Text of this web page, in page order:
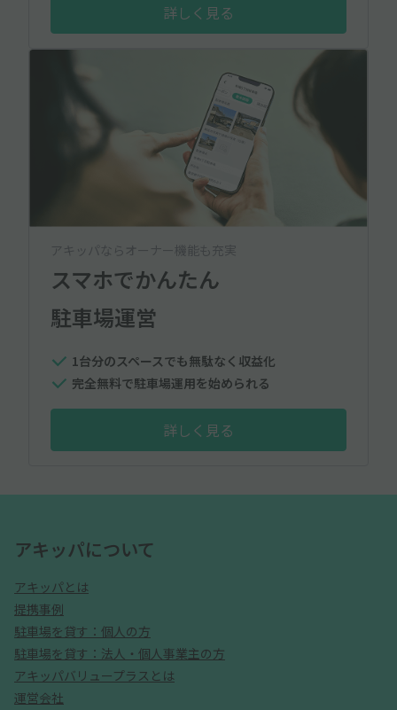
詳しく見る
アキッパならオーナー機能も充実
スマホでかんたん
駐車場運営
1台分のスペースでも無駄なく収益化
完全無料で駐車場運用を始められる
詳しく見る
アキッパについて
アキッパとは
提携事例
駐車場を貸す：個人の方
駐車場を貸す：法人・個人事業主の方
アキッパバリュープラスとは
運営会社